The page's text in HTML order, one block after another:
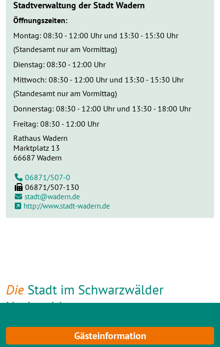
Stadtverwaltung der Stadt Wadern
Öffnungszeiten:
Montag: 08:30 - 12:00 Uhr und 13:30 - 15:30 Uhr
(Standesamt nur am Vormittag)
Dienstag: 08:30 - 12:00 Uhr
Mittwoch: 08:30 - 12:00 Uhr und 13:30 - 15:30 Uhr
(Standesamt nur am Vormittag)
Donnerstag: 08:30 - 12:00 Uhr und 13:30 - 18:00 Uhr
Freitag: 08:30 - 12:00 Uhr
Rathaus Wadern
Marktplatz 13
66687 Wadern
06871/507-0
06871/507-130
stadt@wadern.de
http://www.stadt-wadern.de
Die Stadt im Schwarzwälder
Hochwald
Gästeinformation